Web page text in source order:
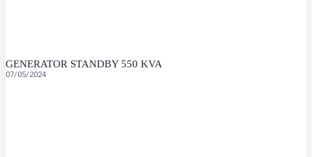
GENERATOR STANDBY 550 KVA
07/05/2024